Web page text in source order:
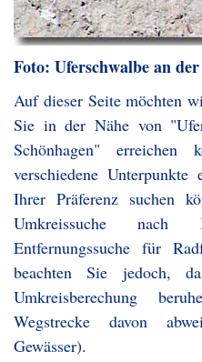
Foto: Uferschwalbe an
Auf dieser Seite möchten
Sie in der Nähe von
Schönhagen"
verschiedene
Ihrer Präferenz suchen
Umkreissuche
Entfernungssuche für
beachten Sie jedoch,
Umkreisberechung
Wegstrecke davon
Gewässer).